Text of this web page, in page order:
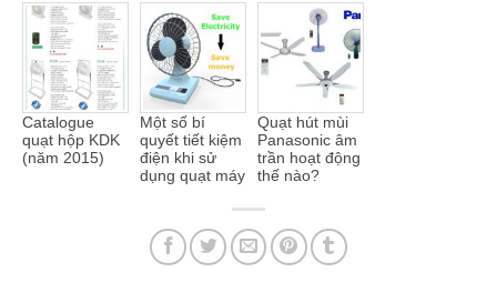
Catalogue
quạt hộp KDK
(năm 2015)
Một số bí
quyết tiết kiệm
điện khi sử
dụng quạt máy
Quạt hút mùi
Panasonic âm
trần hoạt động
thế nào?